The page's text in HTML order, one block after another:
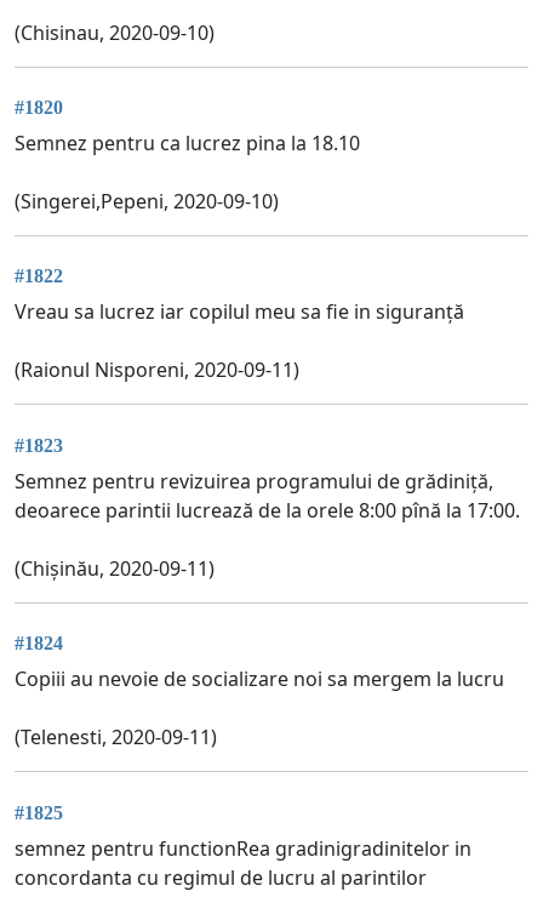
(Chisinau, 2020-09-10)
#1820
Semnez pentru ca lucrez pina la 18.10
(Singerei,Pepeni, 2020-09-10)
#1822
Vreau sa lucrez iar copilul meu sa fie in siguranță
(Raionul Nisporeni, 2020-09-11)
#1823
Semnez pentru revizuirea programului de grădiniță,
deoarece parintii lucrează de la orele 8:00 pînă la 17:00.
(Chișinău, 2020-09-11)
#1824
Copiii au nevoie de socializare noi sa mergem la lucru
(Telenesti, 2020-09-11)
#1825
semnez pentru functionRea gradinigradinitelor in
concordanta cu regimul de lucru al parintilor